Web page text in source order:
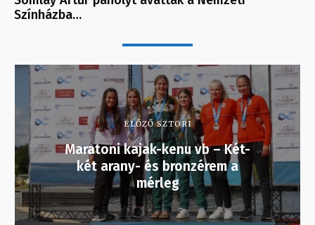
Színházba…
ELŐZŐ SZTORI
Maratoni kajak-kenu vb – Két-
két arany- és bronzérem a
mérleg